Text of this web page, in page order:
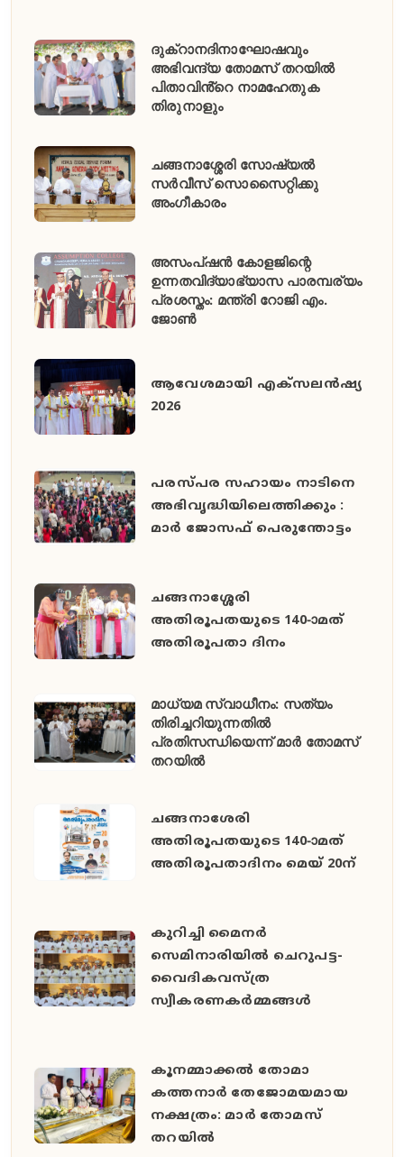
ദുക്റാനദിനാഘോഷവും
അഭിവന്ദ്യ തോമസ് തറയിൽ
പിതാവിൻ്റെ നാമഹേതുക
തിരുനാളും
ചങ്ങനാശ്ശേരി സോഷ്യൽ
സർവീസ് സൊസൈറ്റിക്കു
അംഗീകാരം
അസംപ്ഷൻ കോളജിന്റെ
ഉന്നതവിദ്യാഭ്യാസ പാരമ്പര്യം
പ്രശസ്തം: മന്ത്രി റോജി എം.
ജോൺ
ആവേശമായി എക്സലൻഷ്യ
2026
പരസ്പര സഹായം നാടിനെ
അഭിവൃദ്ധിയിലെത്തിക്കും :
മാർ ജോസഫ് പെരുന്തോട്ടം
ചങ്ങനാശ്ശേരി
അതിരൂപതയുടെ 140-ാമത്
അതിരൂപതാ ദിനം
മാധ്യമ സ്വാധീനം: സത്യം
തിരിച്ചറിയുന്നതിൽ
പ്രതിസന്ധിയെന്ന് മാർ തോമസ്
തറയിൽ
ചങ്ങനാശേരി
അതിരൂപതയുടെ 140-ാമത്
അതിരൂപതാദിനം മെയ് 20ന്
കുറിച്ചി മൈനർ
സെമിനാരിയിൽ ചെറുപട്ട-
വൈദികവസ്ത്ര
സ്വീകരണകർമ്മങ്ങൾ
കൂനമ്മാക്കൽ തോമാ
കത്തനാർ തേജോമയമായ
നക്ഷത്രം: മാർ തോമസ്
തറയിൽ